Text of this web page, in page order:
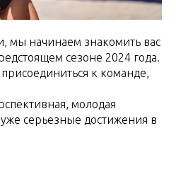
мы начинаем знакомить вас
сезоне 2024 года.
к команде,
молодая
серьезные достижения в